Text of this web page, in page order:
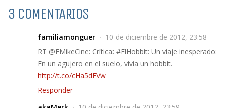
3 COMENTARIOS
familiamonguer
10 de diciembre de 2012, 23:58
RT @EMikeCine: Crítica: #ElHobbit: Un viaje inesperado:
En un agujero en el suelo, vivía un hobbit.
http://t.co/cHa5dFVw
Responder